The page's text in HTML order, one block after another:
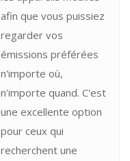
afin que vous puissiez
regarder vos
émissions préférées
n'importe où,
n'importe quand. C'est
une excellente option
pour ceux qui
recherchent une